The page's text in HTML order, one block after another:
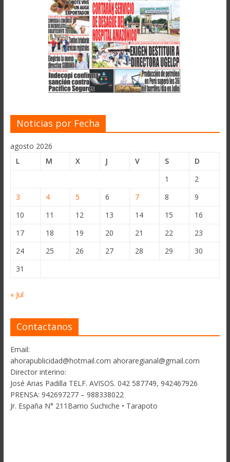
Noticias por Fecha
agosto 2026
L
M X J V S
D
1
2
3
4 5 6 7 8
9
10
11 12 13 14 15
16
17
18 19 20 21 22
23
24
25 26 27 28 29
30
31
« Jul
Contactanos
Email:
ahorapublicidad@hotmail.com ahoraregianal@gmail.com
Director interino:
José Arias Padilla TELF. AVISOS. 042 587749, 942467926
PRENSA: 942697277 – 988338022
Jr. España N° 211Barrio Suchiche • Tarapoto